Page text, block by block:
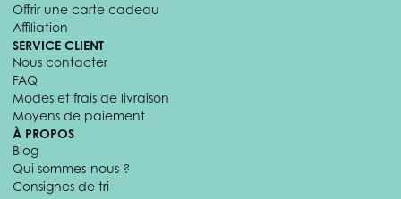
Offrir une carte cadeau
Affiliation
SERVICE CLIENT
Nous contacter
FAQ
Modes et frais de livraison
Moyens de paiement
À PROPOS
Blog
Qui sommes-nous ?
Consignes de tri